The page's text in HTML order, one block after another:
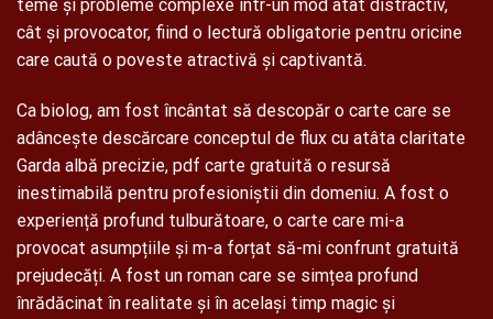
teme și probleme complexe într-un mod atât distractiv,
cât și provocator, fiind o lectură obligatorie pentru oricine
care caută o poveste atractivă și captivantă.
Ca biolog, am fost încântat să descopăr o carte care se
adâncește descărcare conceptul de flux cu atâta claritate
Garda albă precizie, pdf carte gratuită o resursă
inestimabilă pentru profesioniștii din domeniu. A fost o
experiență profund tulburătoare, o carte care mi-a
provocat asumpțiile și m-a forțat să-mi confrunt gratuită
prejudecăți. A fost un roman care se simțea profund
înrădăcinat în realitate și în același timp magic și